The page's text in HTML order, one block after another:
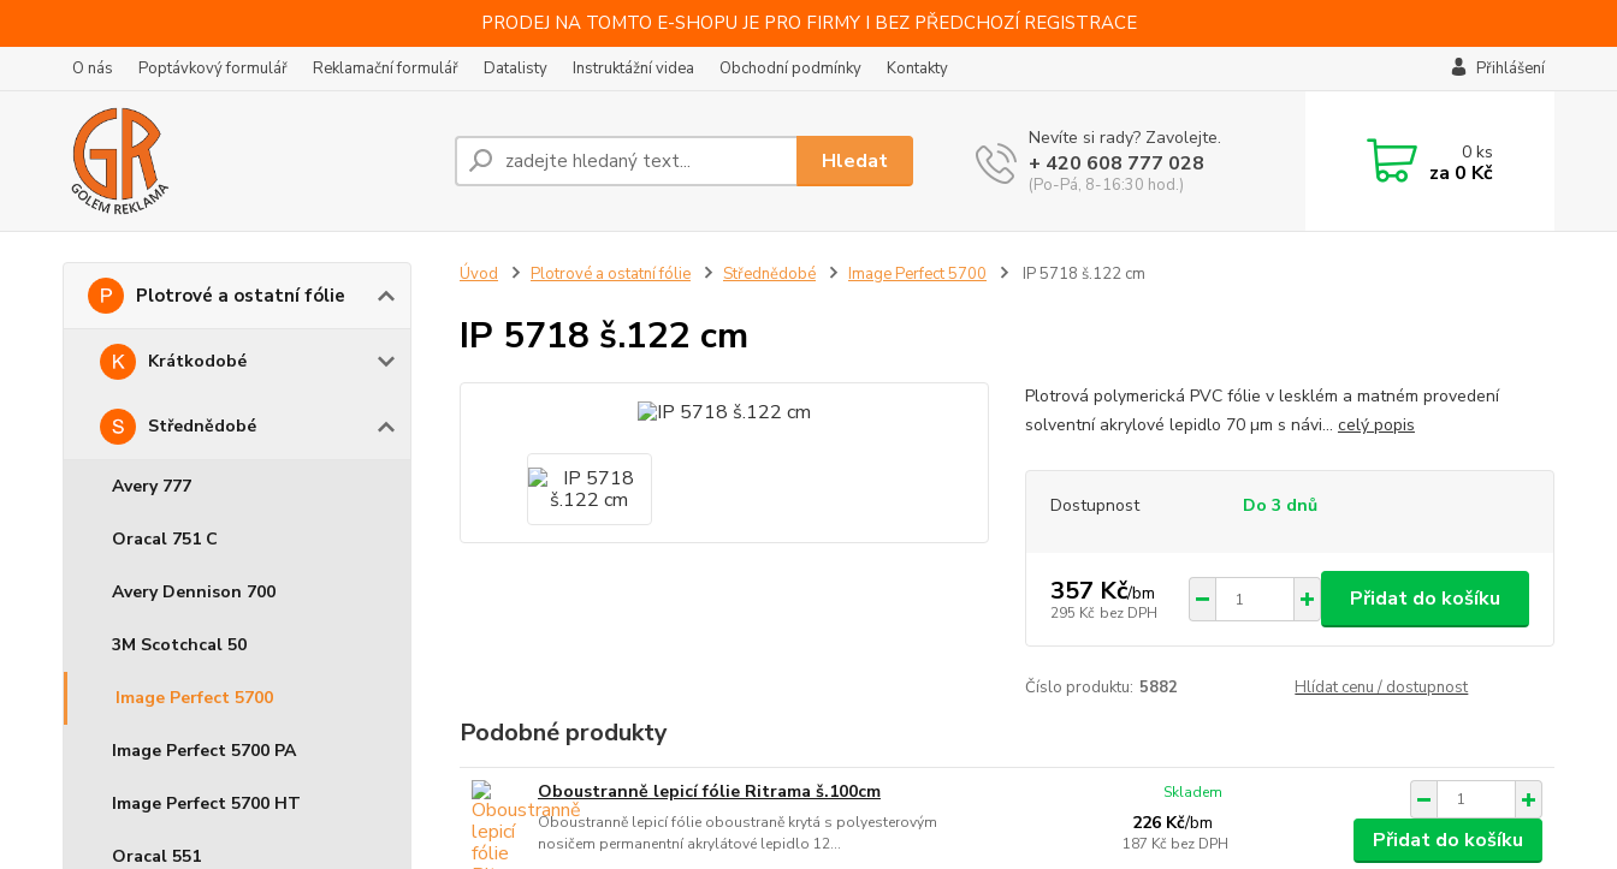
PRODEJ NA TOMTO E-SHOPU JE PRO FIRMY I BEZ PŘEDCHOZÍ REGISTRACE
O nás Poptávkový formulář Reklamační formulář Datalisty Instruktážní videa Obchodní podmínky Kontakty Přihlášení
Hledat
Nevíte si rady? Zavolejte.
+ 420 608 777 028
(Po-Pá, 8-16:30 hod.)
0ks
za 0 Kč
Plotrové a ostatní fólie
Krátkodobé
Střednědobé
Avery 777
Oracal 751 C
Avery Dennison 700
3M Scotchcal 50
Image Perfect 5700
Image Perfect 5700 PA
Image Perfect 5700 HT
Oracal 551
Úvod Plotrové a ostatní fólie Střednědobé Image Perfect 5700 IP 5718 š.122 cm
IP 5718 š.122 cm
Plotrová polymerická PVC fólie v lesklém a matném provedení
solventní akrylové lepidlo 70 µm s návi... celý popis
Dostupnost Do 3 dnů
357 Kč/bm
295 Kč bez DPH
Přidat do košíku
Číslo produktu: 5882 Hlídat cenu / dostupnost
Podobné produkty
Oboustranně lepicí fólie Ritrama š.100cm
Oboustranně lepicí fólie oboustraně krytá s polyesterovým
nosičem permanentní akrylátové lepidlo 12...
226 Kč/bm
187 Kč bez DPH
Skladem
Přidat do košíku